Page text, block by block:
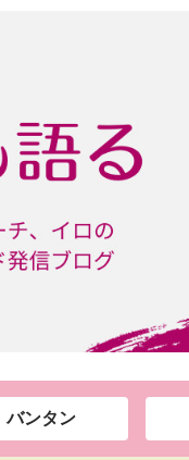
バンタン